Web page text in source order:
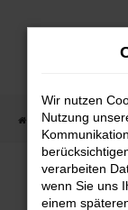
Zum
Startseite
Wir nutzen
Nutzung
verarbeiten
wenn Sie uns
einem